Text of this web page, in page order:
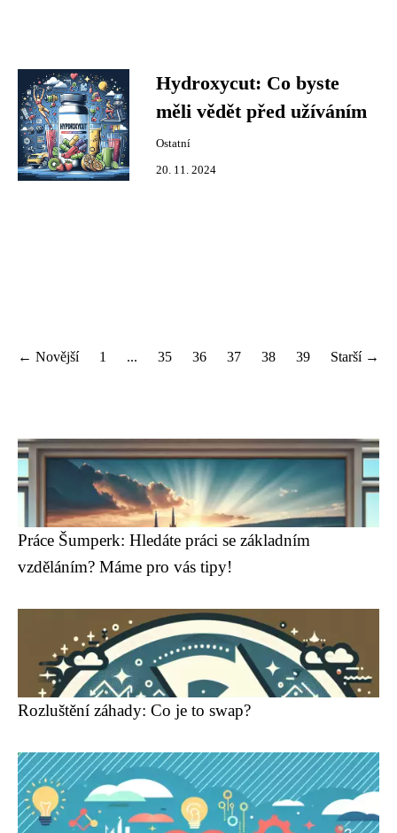
Hydroxycut: Co byste
měli vědět před užíváním
Ostatní
20. 11. 2024
← Novější 1 ... 35 36 37 38 39 Starší →
Práce Šumperk: Hledáte práci se základním
vzděláním? Máme pro vás tipy!
Rozluštění záhady: Co je to swap?